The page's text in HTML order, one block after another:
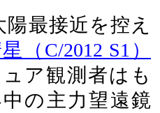
陽最接近を控え
（C/2012 S1）
ア観測者はも
の主力望遠鏡